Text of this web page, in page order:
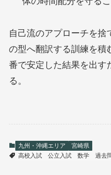
自己流のアプローチを捨
の型へ翻訳する訓練を積
番で安定した結果を出す
る。
九州・沖縄エリア
宮崎県
高校入試
公立入試 数学 過去